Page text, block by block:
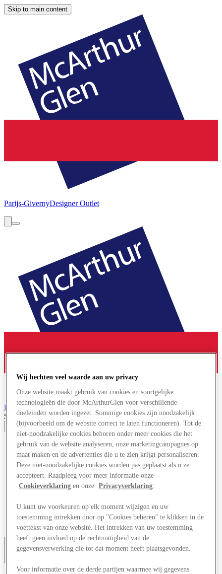
Skip to main content
Parijs-GivernyDesigner Outlet
Parijs-GivernyDesigner Outlet
Search input
Winkels
Aanbiedingen
Evenementen
Restaurants
Diensten
Zoektocht naar werk
Cadeaubon
Het Tweede Leven
Wij hechten veel waarde aan uw privacy
Onze website maakt gebruik van cookies en soortgelijke
technologieën die door McArthurGlen voor verschillende
doeleinden worden ingezet. Sommige cookies zijn noodzakelijk
(bijvoorbeeld om de website correct te laten functioneren). Tot de
niet-noodzakelijke cookies behoren onder meer cookies die het
gebruik van de website analyseren, onze marketingcampagnes op
maat maken en de advertenties die u te zien krijgt personaliseren.
Deze niet-noodzakelijke cookies worden pas geplaatst als u ze
accepteert. Raadpleeg voor meer informatie onze
Cookieverklaring en onze Privacyverklaring.
U kunt uw voorkeuren op elk moment wijzigen en uw
toestemming intrekken door op "Cookies beheren" te klikken in de
voettekst van onze website. Het intrekken van uw toestemming
heeft geen invloed op de rechtmatigheid van de
gegevensverwerking die tot dat moment heeft plaatsgevonden.
Voor informatie over de derde partijen waarmee wij gegevens